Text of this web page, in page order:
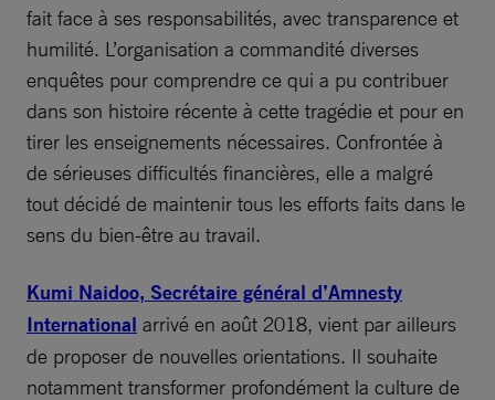
fait face à ses responsabilités, avec transparence et
humilité. L’organisation a commandité diverses
enquêtes pour comprendre ce qui a pu contribuer
dans son histoire récente à cette tragédie et pour en
tirer les enseignements nécessaires. Confrontée à
de sérieuses difficultés financières, elle a malgré
tout décidé de maintenir tous les efforts faits dans le
sens du bien-être au travail.
Kumi Naidoo, Secrétaire général d’Amnesty
International arrivé en août 2018, vient par ailleurs
de proposer de nouvelles orientations. Il souhaite
notamment transformer profondément la culture de